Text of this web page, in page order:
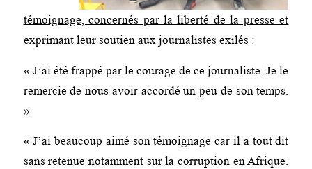
témoignage, concernés par la liberté de la presse et
exprimant leur soutien aux journalistes exilés :
« J’ai été frappé par le courage de ce journaliste. Je le
remercie de nous avoir accordé un peu de son temps.
»
« J’ai beaucoup aimé son témoignage car il a tout dit
sans retenue notamment sur la corruption en Afrique.